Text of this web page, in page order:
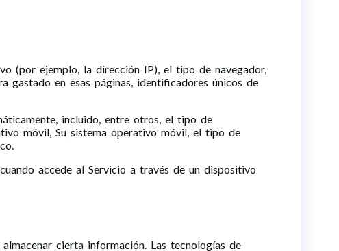
(por ejemplo, la dirección IP), el tipo de navegador,
gastado en esas páginas, identificadores únicos de
incluido, entre otros, el tipo de
móvil, Su sistema operativo móvil, el tipo de
accede al Servicio a través de un dispositivo
cierta información. Las tecnologías de